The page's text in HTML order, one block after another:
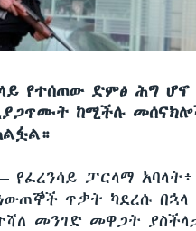
የተሰጠው ድምፅ ሕግ
ከሚችሉ
የፈረንሳይ ፓርላማ
ጥቃት ካደረሱ በኋላ
መንገድ መዋጋት